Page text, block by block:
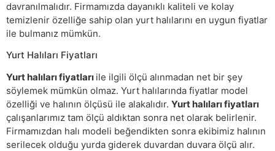
davranılmalıdır. Firmamızda dayanıklı kaliteli ve kolay
temizlenir özelliğe sahip olan yurt halılarını en uygun fiyatlar
ile bulmanız mümkün.
Yurt Halıları Fiyatları
Yurt halıları fiyatları ile ilgili ölçü alınmadan net bir şey
söylemek mümkün olmaz. Yurt halılarında fiyatlar model
özelliği ve halının ölçüsü ile alakalıdır. Yurt halıları fiyatları
çalışanlarımız tam ölçü aldıktan sonra net olarak belirlenir.
Firmamızdan halı modeli beğendikten sonra ekibimiz halının
serilecek olduğu yurda giderek duvardan duvara ölçü alır.